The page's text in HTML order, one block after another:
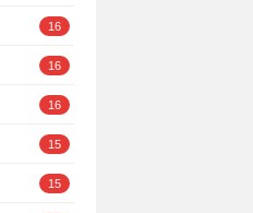
16
16
16
15
15